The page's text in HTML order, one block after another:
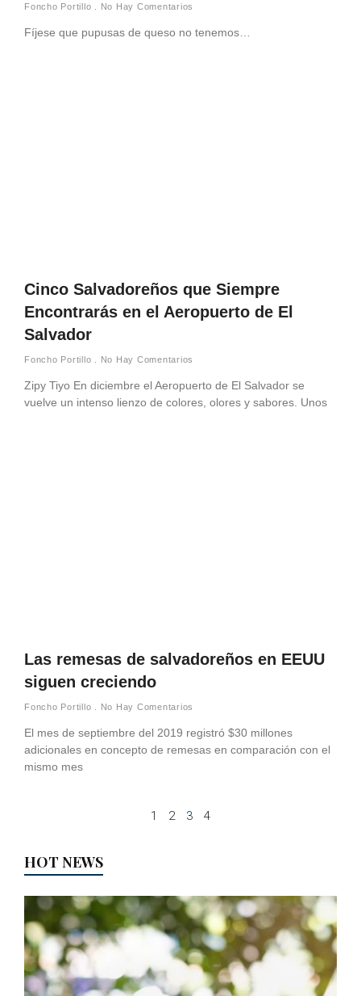
Foncho Portillo No Hay Comentarios
Fíjese que pupusas de queso no tenemos…
Cinco Salvadoreños que Siempre
Encontrarás en el Aeropuerto de El
Salvador
Foncho Portillo No Hay Comentarios
Zipy Tiyo En diciembre el Aeropuerto de El Salvador se
vuelve un intenso lienzo de colores, olores y sabores. Unos
Las remesas de salvadoreños en EEUU
siguen creciendo
Foncho Portillo No Hay Comentarios
El mes de septiembre del 2019 registró $30 millones
adicionales en concepto de remesas en comparación con el
mismo mes
1 2 3 4
HOT NEWS